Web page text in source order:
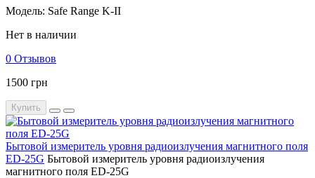
Модель: Safe Range K-II
Нет в наличии
0 Отзывов
1500 грн
Купить
Бытовой измеритель уровня радиоизлучения магнитного поля
ED-25G Бытовой измеритель уровня радиоизлучения
магнитного поля ED-25G